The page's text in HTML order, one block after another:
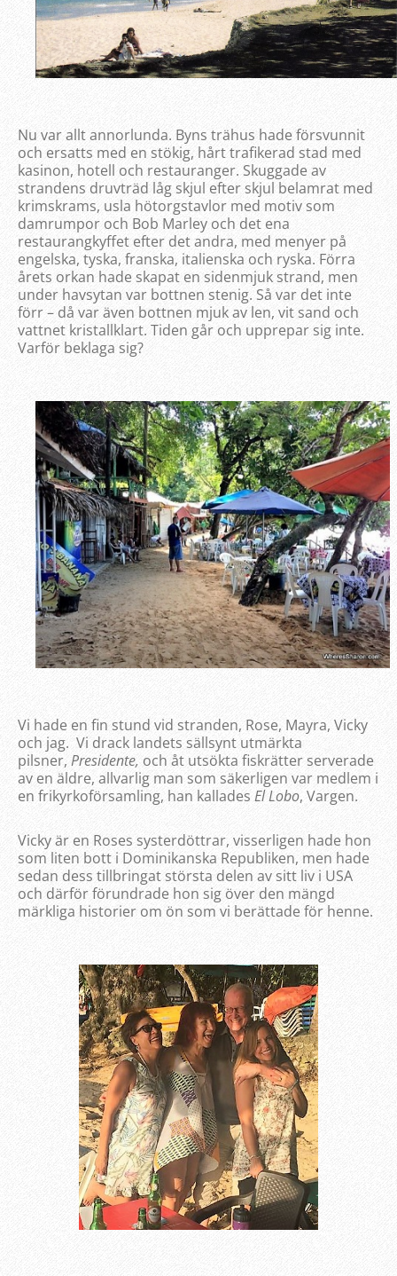
Nu var allt annorlunda. Byns trähus hade försvunnit
och ersatts med en stökig, hårt trafikerad stad med
kasinon, hotell och restauranger. Skuggade av
strandens druvträd låg skjul efter skjul belamrat med
krimskrams, usla hötorgstavlor med motiv som
damrumpor och Bob Marley och det ena
restaurangkyffet efter det andra, med menyer på
engelska, tyska, franska, italienska och ryska. Förra
årets orkan hade skapat en sidenmjuk strand, men
under havsytan var bottnen stenig. Så var det inte
förr – då var även bottnen mjuk av len, vit sand och
vattnet kristallklart. Tiden går och upprepar sig inte.
Varför beklaga sig?
Vi hade en fin stund vid stranden, Rose, Mayra, Vicky
och jag. Vi drack landets sällsynt utmärkta
pilsner, Presidente, och åt utsökta fiskrätter serverade
av en äldre, allvarlig man som säkerligen var medlem i
en frikyrkoförsamling, han kallades El Lobo, Vargen.
Vicky är en Roses systerdöttrar, visserligen hade hon
som liten bott i Dominikanska Republiken, men hade
sedan dess tillbringat största delen av sitt liv i USA
och därför förundrade hon sig över den mängd
märkliga historier om ön som vi berättade för henne.